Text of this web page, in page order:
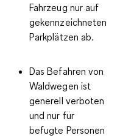
Fahrzeug nur auf
gekennzeichneten
Parkplätzen ab.
Das Befahren von
Waldwegen ist
generell verboten
und nur für
befugte Personen